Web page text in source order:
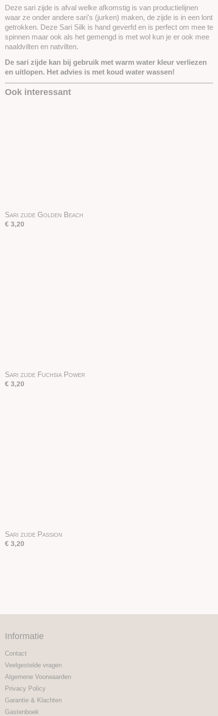
Deze sari zijde is afval welke afkomstig is van productielijnen
waar ze onder andere sari's (jurken) maken, de zijde is in een lont
getrokken. Deze Sari Silk is hand geverfd en is perfect om mee te
spinnen maar ook als het gemengd is met wol kun je er ook mee
naaldvilten en natvilten.
De sari zijde kan bij gebruik met warm water kleur verliezen
en uitlopen. Het advies is met koud water wassen!
Ook interessant
Sari zijde Golden Beach
€ 3,20
Sari zijde Fuchsia Power
€ 3,20
Sari zijde Passion
€ 3,20
Informatie
Contact
Veelgestelde vragen
Algemene Voorwaarden
Privacy Policy
Garantie & Klachten
Gastenboek